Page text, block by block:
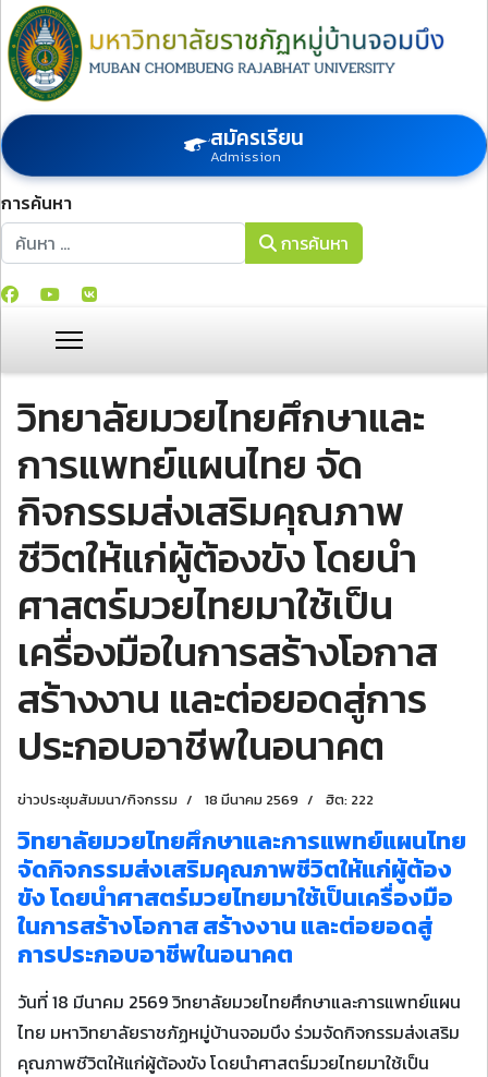
สมัครเรียน
Admission
การค้นหา
การค้นหา
การค้นหา
วิทยาลัยมวยไทยศึกษาและ
การแพทย์แผนไทย จัด
กิจกรรมส่งเสริมคุณภาพ
ชีวิตให้แก่ผู้ต้องขัง โดยนำ
ศาสตร์มวยไทยมาใช้เป็น
เครื่องมือในการสร้างโอกาส
สร้างงาน และต่อยอดสู่การ
ประกอบอาชีพในอนาคต
ข่าวประชุมสัมมนา/กิจกรรม 18 มีนาคม 2569 ฮิต: 222
วิทยาลัยมวยไทยศึกษาและการแพทย์แผนไทย
จัดกิจกรรมส่งเสริมคุณภาพชีวิตให้แก่ผู้ต้อง
ขัง โดยนำศาสตร์มวยไทยมาใช้เป็นเครื่องมือ
ในการสร้างโอกาส สร้างงาน และต่อยอดสู่
การประกอบอาชีพในอนาคต
วันที่ 18 มีนาคม 2569 วิทยาลัยมวยไทยศึกษาและการแพทย์แผน
ไทย มหาวิทยาลัยราชภัฏหมู่บ้านจอมบึง ร่วมจัดกิจกรรมส่งเสริม
คุณภาพชีวิตให้แก่ผู้ต้องขัง โดยนำศาสตร์มวยไทยมาใช้เป็น